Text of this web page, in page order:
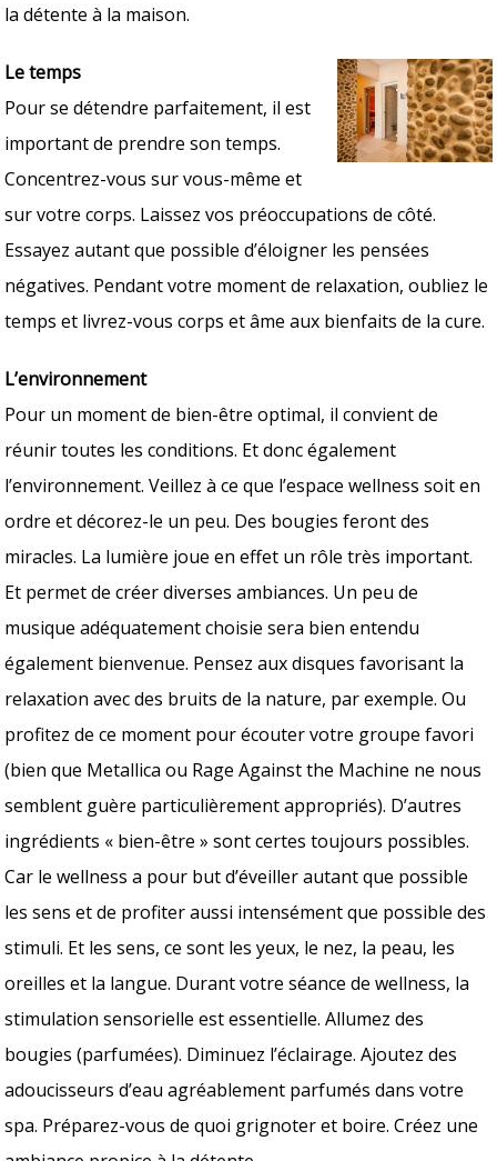
la détente à la maison.
Le temps
Pour se détendre parfaitement, il est
important de prendre son temps.
Concentrez-vous sur vous-même et
sur votre corps. Laissez vos préoccupations de côté.
Essayez autant que possible d’éloigner les pensées
négatives. Pendant votre moment de relaxation, oubliez le
temps et livrez-vous corps et âme aux bienfaits de la cure.
L’environnement
Pour un moment de bien-être optimal, il convient de
réunir toutes les conditions. Et donc également
l’environnement. Veillez à ce que l’espace wellness soit en
ordre et décorez-le un peu. Des bougies feront des
miracles. La lumière joue en effet un rôle très important.
Et permet de créer diverses ambiances. Un peu de
musique adéquatement choisie sera bien entendu
également bienvenue. Pensez aux disques favorisant la
relaxation avec des bruits de la nature, par exemple. Ou
profitez de ce moment pour écouter votre groupe favori
(bien que Metallica ou Rage Against the Machine ne nous
semblent guère particulièrement appropriés). D’autres
ingrédients « bien-être » sont certes toujours possibles.
Car le wellness a pour but d’éveiller autant que possible
les sens et de profiter aussi intensément que possible des
stimuli. Et les sens, ce sont les yeux, le nez, la peau, les
oreilles et la langue. Durant votre séance de wellness, la
stimulation sensorielle est essentielle. Allumez des
bougies (parfumées). Diminuez l’éclairage. Ajoutez des
adoucisseurs d’eau agréablement parfumés dans votre
spa. Préparez-vous de quoi grignoter et boire. Créez une